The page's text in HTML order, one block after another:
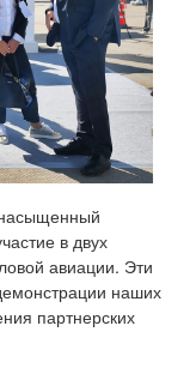
в двух
авиации. Эти
наших
партнерских